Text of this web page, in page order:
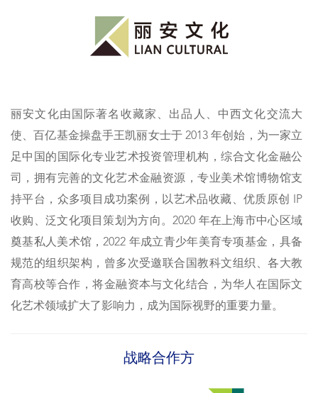
丽安文化由国际著名收藏家、出品人、中西文化交流大
使、百亿基金操盘手王凯丽女士于 2013 年创始，为一家立
足中国的国际化专业艺术投资管理机构，综合文化金融公
司，拥有完善的文化艺术金融资源，专业美术馆博物馆支
持平台，众多项目成功案例，以艺术品收藏、优质原创 IP
收购、泛文化项目策划为方向。2020 年在上海市中心区域
奠基私人美术馆，2022 年成立青少年美育专项基金，具备
规范的组织架构，曾多次受邀联合国教科文组织、各大教
育高校等合作，将金融资本与文化结合，为华人在国际文
化艺术领域扩大了影响力，成为国际视野的重要力量。
战略合作方